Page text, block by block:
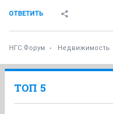
ОТВЕТИТЬ
НГС.Форум Недвижимость
ТОП 5